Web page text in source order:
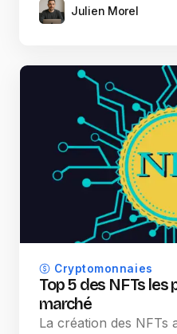
Julien Morel
Cryptomonnaies
Top 5 des NFTs les
marché
La création des NFTs